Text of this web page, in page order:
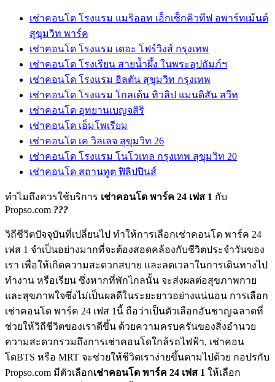
เช่าคอนโด โรงแรม แมริออท เอ็กเซ็กคิวทีฟ อพาร์ทเม้นต์
สุขุมวิท พาร์ค
เช่าคอนโด โรงแรม เดอะ โฟร์วิงส์ กรุงเทพ
เช่าคอนโด โรงเรียน สายน้ำผึ้ง ในพระอุปถัมภ์ฯ
เช่าคอนโด โรงแรม ฮิลตัน สุขุมวิท กรุงเทพ
เช่าคอนโด โรงแรม โกลเด้น ทิวลิป แมนดิสัน สวีท
เช่าคอนโด อุทยานเบญจสิริ
เช่าคอนโด เอ็มโพเรียม
เช่าคอนโด เค วิลเลจ สุขุมวิท 26
เช่าคอนโด โรงแรม โนโวเทล กรุงเทพ สุขุมวิท 20
เช่าคอนโด สถานทูต ฟิลิปปินส์
ทำไมถึงควรใช้บริการ เช่าคอนโด พาร์ค 24 เฟส 1 กับ
Propso.com ???
วิถีชีวิตปัจจุบันที่เปลี่ยนไป ทำให้การเลือกเช่าคอนโด พาร์ค 24
เฟส 1 จำเป็นอย่างมากที่จะต้องสอดคล้องกับชีวิตประจำวันของ
เรา เพื่อให้เกิดความสะดวกสบาย และลดเวลาในการเดินทางไป
ทำงาน หรือเรียน ซึ่งหากที่พักไกลนั้น จะส่งผลต่อสุขภาพกาย
และสุขภาพใจซึ่งไม่เป็นผลดีในระยะยาวอย่างแน่นอน การเลือก
เช่าคอนโด พาร์ค 24 เฟส 1นี้ ถือว่าเป็นตัวเลือกอันชาญฉลาดที่
ช่วยให้วิถีชีวิตของเราดีขึ้น ด้วยความครบครันของสิ่งอำนวย
ความสะดวกรวมถึงการเช่าคอนโดใกล้รถไฟฟ้า, เช่าคอน
โดBTS หรือ MRT จะช่วยให้ชีวิตเราง่ายขึ้นตามไปด้วย กอปรกับ
Propso.com มีตัวเลือกเช่าคอนโด พาร์ค 24 เฟส 1 ให้เลือก